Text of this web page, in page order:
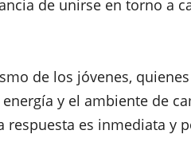
de unirse en torno a
de los jóvenes,
y el ambiente de
respuesta es inmediata y